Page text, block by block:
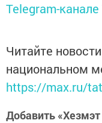
Telegram-канале
Читайте
национальном
https://max.ru/
Добавить